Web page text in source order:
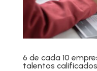
6 de cada 10
talentos calificados